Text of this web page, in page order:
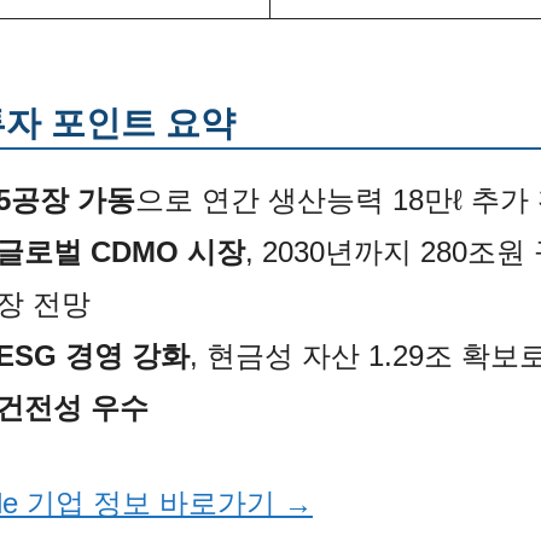
자 포인트 요약
공장 가동으로 연간 생산능력 18만ℓ 추가
로벌 CDMO 시장, 2030년까지 280조원
전망
경영 강화, 현금성 자산 1.29조 확보
전성 우수
기업 정보 바로가기 →